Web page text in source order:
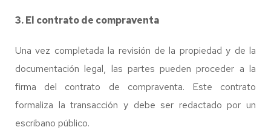
3. El contrato de compraventa
Una vez completada la revisión de la propiedad y de la
documentación legal, las partes pueden proceder a la
firma del contrato de compraventa. Este contrato
formaliza la transacción y debe ser redactado por un
escribano público.